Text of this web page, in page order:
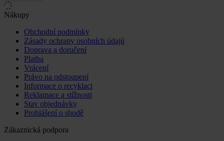
Nákupy
Obchodní podmínky
Zásady ochrany osobních údajů
Doprava a doručení
Platba
Vrácení
Právo na odstoupení
Informace o recyklaci
Reklamace a stížnosti
Stav objednávky
Prohlášení o shodě
Zákaznická podpora